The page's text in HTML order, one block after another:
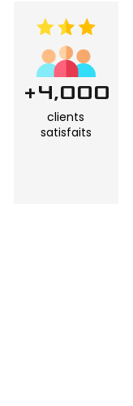
+4,000
clients
satisfaits